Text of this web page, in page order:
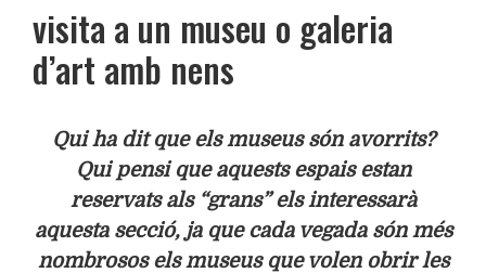
visita a un museu o galeria
d’art amb nens
Qui ha dit que els museus són avorrits?
Qui pensi que aquests espais estan
reservats als “grans” els interessarà
aquesta secció, ja que cada vegada són més
nombrosos els museus que volen obrir les